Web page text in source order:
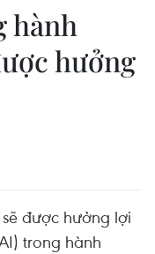
hành
hưởng
được hưởng lợi
trong hành